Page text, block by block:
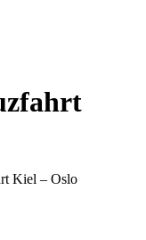
Kiel – Oslo